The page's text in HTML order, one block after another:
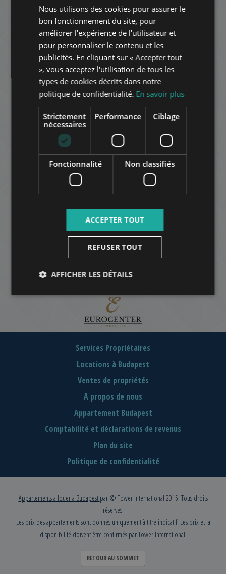
Services Propriétaires
Locations à Budapest
Ventes de propriétés
A propos de nous
Appartement Budapest
Comptabilité et déclarations de revenus
Plan du site
Politique de confidentialité
Appartements à louer à Budapest par © Tower International 2015. Tous droits
réservés.
Les prix des appartements sont donnés uniquement à titre indicatif. Les prix et la
disponibilité doivent être confirmés parTower International.
RETOUR AU SOMMET
HUNGARIAN
FRENCH
ITALIAN
RUSSIAN
ARABIC
Nous utilisons des cookies pour assurer le
bon fonctionnement du site, pour
améliorer l'expérience de l'utilisateur et
pour personnaliser le contenu et les
publicités. En cliquant sur « Accepter tout
», vous acceptez l'utilisation de tous les
types de cookies décrits dans notre
politique de confidentialité. En savoir plus
Strictement
nécessaires
Performance Ciblage
Fonctionnalité Non classifiés
ACCEPTER TOUT
REFUSER TOUT
AFFICHER LES DÉTAILS